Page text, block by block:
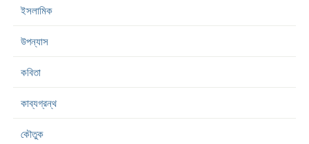
ইসলামিক
উপন্যাস
কবিতা
কাব্যগ্রন্থ
কৌতুক